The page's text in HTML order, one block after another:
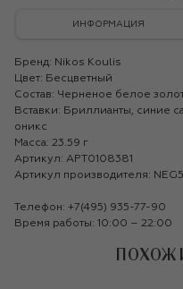
ИНФОРМАЦИЯ
Бренд: Nikos Koulis
Цвет: Бесцветный
Состав: Черненое белое
Вставки: Бриллианты, синие
оникс
Масса: 23.59 г
Артикул: APT0108381
Артикул производителя:
Телефон: +7(495) 935-77-90
Время работы: 10:00 – 22:00